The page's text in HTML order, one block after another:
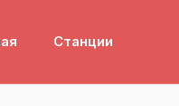
Станции